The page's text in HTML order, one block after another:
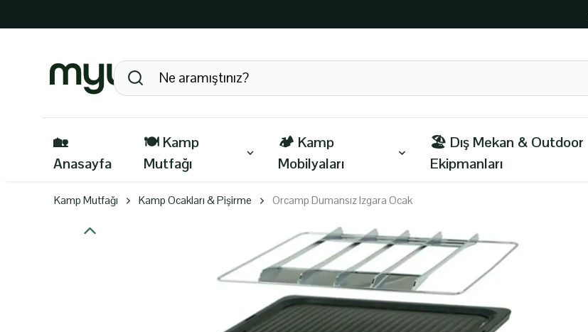
🏡
Anasayfa
🍽️ Kamp
Mutfağı
🏕️ Kamp
Mobilyaları
🏖️ Dış Mekan & Outdoor
Ekipmanları
Kamp Mutfağı Kamp Ocakları & Pişirme Orcamp Dumansız Izgara Ocak